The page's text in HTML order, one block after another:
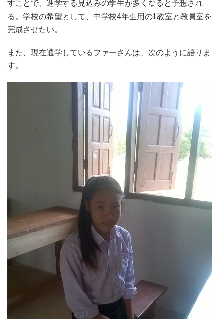
すことで、進学する見込みの学生が多くなると予想され
る。学校の希望として、中学校4年生用の1教室と教員室を
完成させたい。
また、現在通学しているファーさんは、次のように語りま
す。